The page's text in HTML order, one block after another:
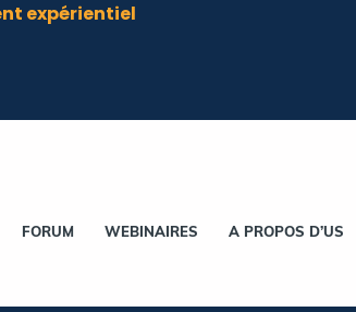
expérientiel
FORUM WEBINAIRES A PROPOS D’US